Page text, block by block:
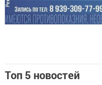
Топ 5 новостей